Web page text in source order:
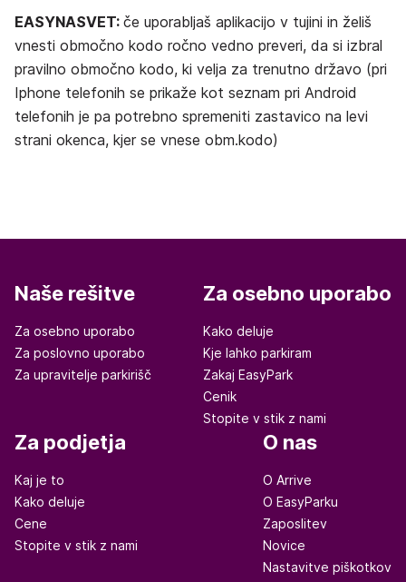
EASYNASVET: če uporabljaš aplikacijo v tujini in želiš
vnesti območno kodo ročno vedno preveri, da si izbral
pravilno območno kodo, ki velja za trenutno državo (pri
Iphone telefonih se prikaže kot seznam pri Android
telefonih je pa potrebno spremeniti zastavico na levi
strani okenca, kjer se vnese obm.kodo)
Naše rešitve
Za osebno uporabo
Za poslovno uporabo
Za upravitelje parkirišč
Za osebno uporabo
Kako deluje
Kje lahko parkiram
Zakaj EasyPark
Cenik
Stopite v stik z nami
Za podjetja
Kaj je to
Kako deluje
Cene
Stopite v stik z nami
O nas
O Arrive
O EasyParku
Zaposlitev
Novice
Nastavitve piškotkov